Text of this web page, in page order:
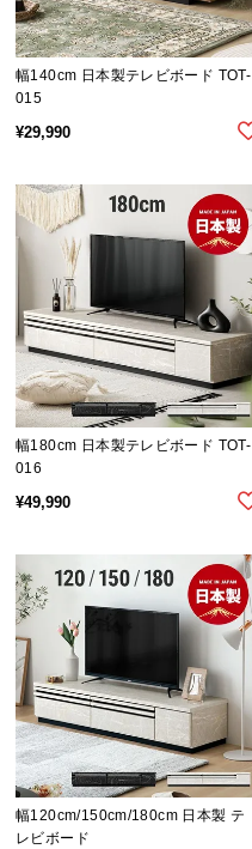
会
員
約
つ
い
て
客
様
サ
ポ
ー
お
知
ら
せ
ブ
ロ
グ
幅140cm 日本製テレビボード TOT-
015
¥29,990
幅180cm 日本製テレビボード TOT-
016
¥49,990
幅120cm/150cm/180cm 日本製 テ
レビボード